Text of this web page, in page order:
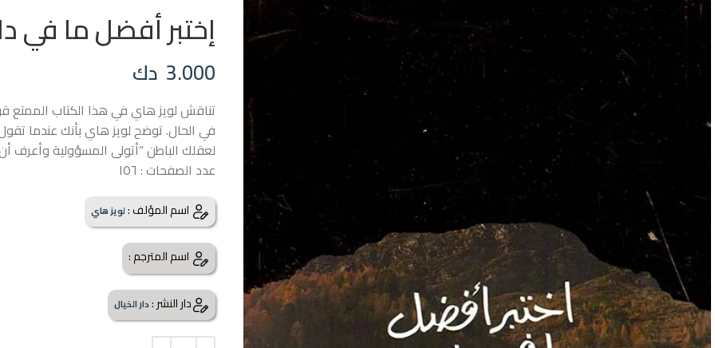
إختبر أفضل ما في
3.000 دك
تناقش لويز هاي في هذا الكتاب الممتع
في الحال. توضح لويز هاي بأنك عندما
لعقلك الباطن “أتولى المسؤولية وأعرف
عدد الصفحات : ١٥٦
اسم المؤلف :لويز هاي
اسم المترجم :
دار النشر :دار الخيال